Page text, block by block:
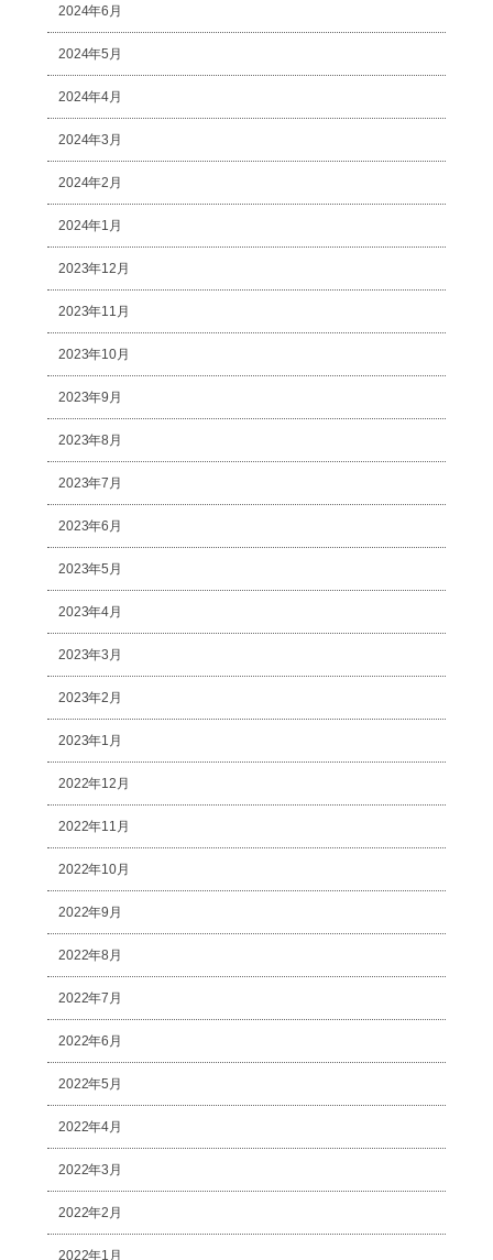
2024年6月
2024年5月
2024年4月
2024年3月
2024年2月
2024年1月
2023年12月
2023年11月
2023年10月
2023年9月
2023年8月
2023年7月
2023年6月
2023年5月
2023年4月
2023年3月
2023年2月
2023年1月
2022年12月
2022年11月
2022年10月
2022年9月
2022年8月
2022年7月
2022年6月
2022年5月
2022年4月
2022年3月
2022年2月
2022年1月